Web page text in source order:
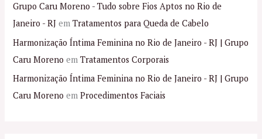
Grupo Caru Moreno - Tudo sobre Fios Aptos no Rio de
Janeiro - RJ emTratamentos para Queda de Cabelo
Harmonização Íntima Feminina no Rio de Janeiro - RJ | Grupo
Caru Moreno emTratamentos Corporais
Harmonização Íntima Feminina no Rio de Janeiro - RJ | Grupo
Caru Moreno emProcedimentos Faciais